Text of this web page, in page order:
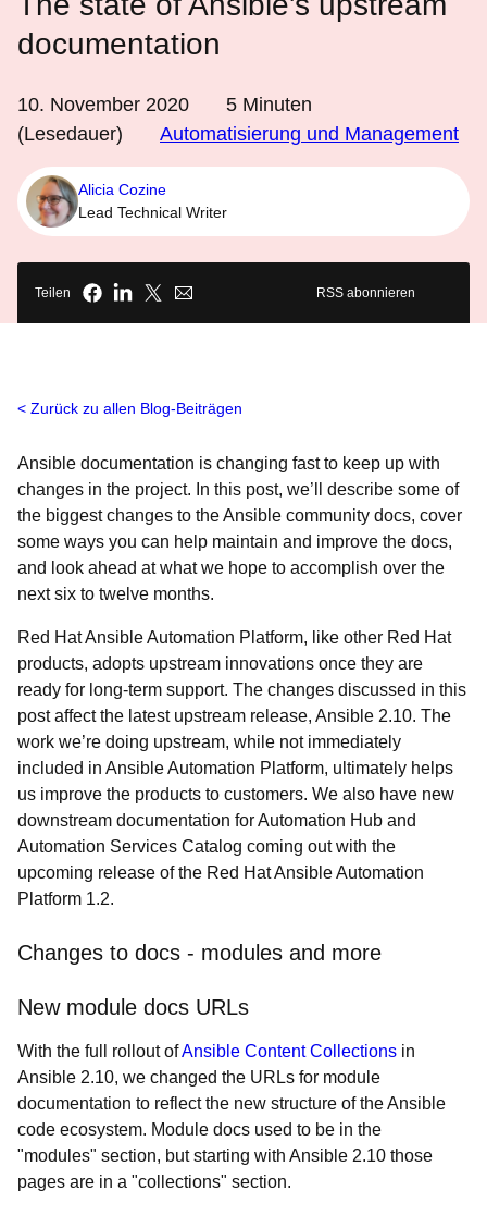
documentation
10. November 2020 5 Minuten
(Lesedauer)
Automatisierung und Management
Alicia Cozine
Lead Technical Writer
Teilen RSS abonnieren
Zurück zu allen Blog-Beiträgen
Ansible documentation is changing fast to keep up with
changes in the project. In this post, we’ll describe some of
the biggest changes to the Ansible community docs, cover
some ways you can help maintain and improve the docs,
and look ahead at what we hope to accomplish over the
next six to twelve months.
Red Hat Ansible Automation Platform, like other Red Hat
products, adopts upstream innovations once they are
ready for long-term support. The changes discussed in this
post affect the latest upstream release, Ansible 2.10. The
work we’re doing upstream, while not immediately
included in Ansible Automation Platform, ultimately helps
us improve the products to customers. We also have new
downstream documentation for Automation Hub and
Automation Services Catalog coming out with the
upcoming release of the Red Hat Ansible Automation
Platform 1.2.
Changes to docs - modules and more
New module docs URLs
With the full rollout ofAnsible Content Collections in
Ansible 2.10, we changed the URLs for module
documentation to reflect the new structure of the Ansible
code ecosystem. Module docs used to be in the
"modules" section, but starting with Ansible 2.10 those
pages are in a "collections" section.